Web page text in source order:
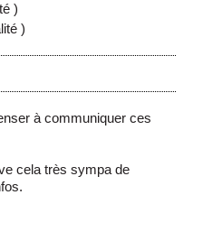
)
)
à communiquer ces
cela très sympa de